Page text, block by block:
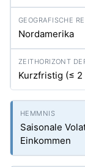
Nordamerika
Kurzfristig (≤ 2
Saisonale
Einkommen